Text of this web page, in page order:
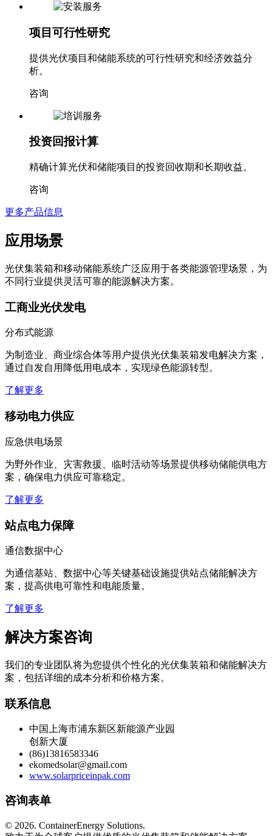
项目可行性研究
提供光伏项目和储能系统的可行性研究和经济效益分
析。
咨询
投资回报计算
精确计算光伏和储能项目的投资回收期和长期收益。
咨询
更多产品信息
应用场景
光伏集装箱和移动储能系统广泛应用于各类能源管理场景，为
不同行业提供灵活可靠的能源解决方案。
工商业光伏发电
分布式能源
为制造业、商业综合体等用户提供光伏集装箱发电解决方案，
通过自发自用降低用电成本，实现绿色能源转型。
了解更多
移动电力供应
应急供电场景
为野外作业、灾害救援、临时活动等场景提供移动储能供电方
案，确保电力供应可靠稳定。
了解更多
站点电力保障
通信数据中心
为通信基站、数据中心等关键基础设施提供站点储能解决方
案，提高供电可靠性和电能质量。
了解更多
解决方案咨询
我们的专业团队将为您提供个性化的光伏集装箱和储能解决方
案，包括详细的成本分析和价格方案。
联系信息
中国上海市浦东新区新能源产业园
创新大厦
(86)13816583346
ekomedsolar@gmail.com
www.solarpriceinpak.com
咨询表单
© 2026. ContainerEnergy Solutions.